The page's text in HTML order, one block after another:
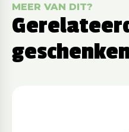
MEER VAN DIT?